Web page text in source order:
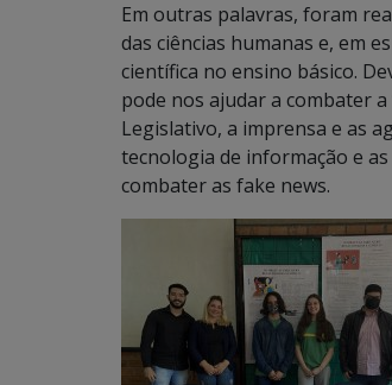
Em outras palavras, foram
das ciências humanas e, em
científica no ensino básico.
pode nos ajudar a combater
Legislativo, a imprensa e as
tecnologia de informação e
combater as fake news.